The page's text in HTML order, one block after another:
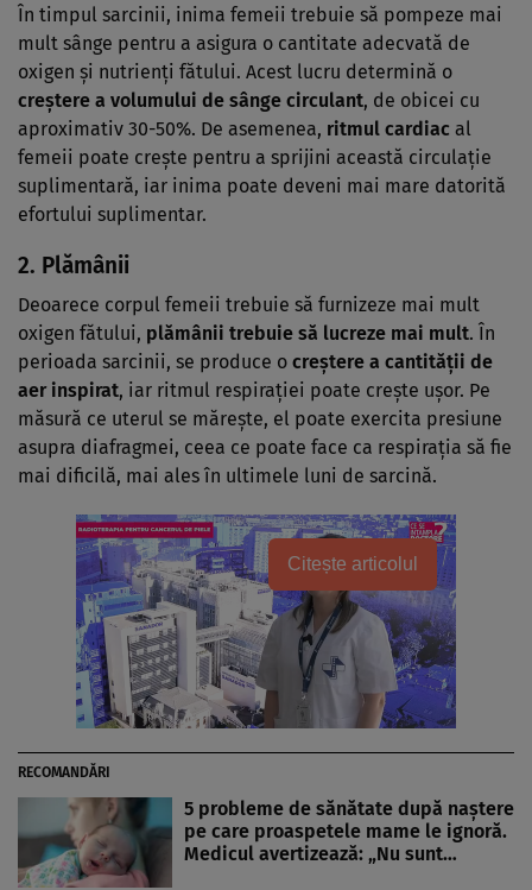
În timpul sarcinii, inima femeii trebuie să pompeze mai
mult sânge pentru a asigura o cantitate adecvată de
oxigen și nutrienți fătului. Acest lucru determină o
creștere a volumului de sânge circulant, de obicei cu
aproximativ 30-50%. De asemenea, ritmul cardiac al
femeii poate crește pentru a sprijini această circulație
suplimentară, iar inima poate deveni mai mare datorită
efortului suplimentar.
2. Plămânii
Deoarece corpul femeii trebuie să furnizeze mai mult
oxigen fătului, plămânii trebuie să lucreze mai mult. În
perioada sarcinii, se produce o creștere a cantității de
aer inspirat, iar ritmul respirației poate crește ușor. Pe
măsură ce uterul se mărește, el poate exercita presiune
asupra diafragmei, ceea ce poate face ca respirația să fie
mai dificilă, mai ales în ultimele luni de sarcină.
Citește articolul
RECOMANDĂRI
5 probleme de sănătate după naștere
pe care proaspetele mame le ignoră.
Medicul avertizează: „Nu sunt…